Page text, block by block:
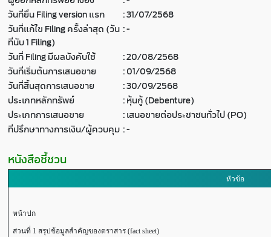
วันที่ยื่น Filing version แรก
:31/07/2568
วันที่แก้ไข Filing ครั้งล่าสุด (วัน
ที่นับ 1 Filing)
:-
วันที่ Filing มีผลบังคับใช้
:20/08/2568
วันที่เริ่มต้นการเสนอขาย
:01/09/2568
วันที่สิ้นสุดการเสนอขาย
:30/09/2568
ประเภทหลักทรัพย์
:หุ้นกู้ (Debenture)
ประเภทการเสนอขาย
:เสนอขายต่อประชาชนทั่วไป (PO)
ที่ปรึกษาทางการเงิน/ผู้ควบคุม :-
หนังสือชี้ชวน
หัวข้อ
หน้าปก
ส่วนที่ 1 สรุปข้อมูลสำคัญของตราสาร (fact sheet)